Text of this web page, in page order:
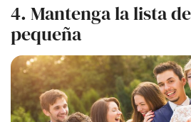
4. Mantenga la lista
pequeña